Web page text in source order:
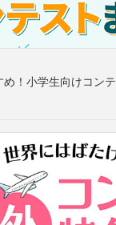
め！小学生向けコン